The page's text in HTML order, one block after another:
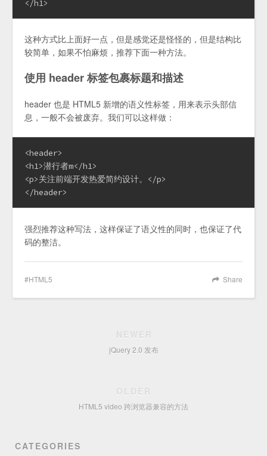
</h1>
这种方式比上面好一点，但是感觉还是怪怪的，但是结构比
较简单，如果不怕麻烦，推荐下面一种方法。
使用 header 标签包裹标题和描述
header 也是 HTML5 新增的语义性标签，用来表示头部信
息，一般不会被废弃。我们可以这样做：
<header>
<h1>潜行者m</h1>
<p>关注前端开发热爱简约设计。</p>
</header>
强烈推荐这种写法，这样保证了语义性的同时，也保证了代
码的整洁。
Share
HTML5
NEWER
jQuery 2.0 发布
OLDER
HTML5 video 跨浏览器兼容的方法
CATEGORIES